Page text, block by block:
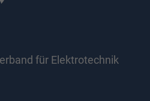
für Elektrotechnik